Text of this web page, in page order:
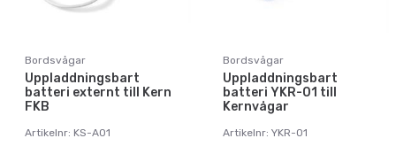
Bordsvågar
Uppladdningsbart
batteri externt till Kern
FKB
Artikelnr: KS-A01
Bordsvågar
Uppladdningsbart
batteri YKR-01 till
Kernvågar
Artikelnr: YKR-01